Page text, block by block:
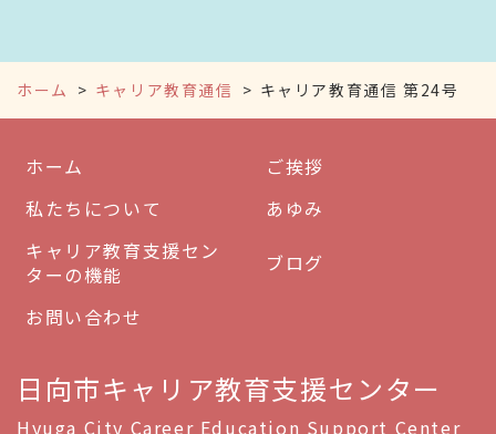
ホーム キャリア教育通信 キャリア教育通信 第24号
ホーム
ご挨拶
私たちについて
あゆみ
キャリア教育支援セン
ターの機能
ブログ
お問い合わせ
日向市キャリア教育支援センター
Hyuga City Career Education Support Center